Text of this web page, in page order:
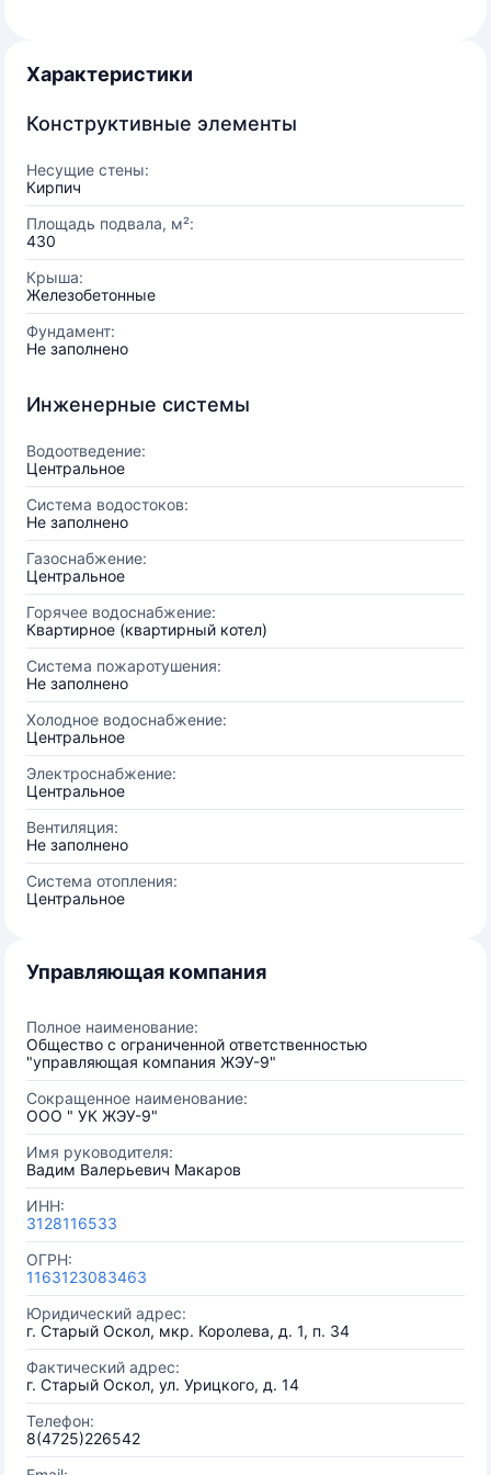
Характеристики
Конструктивные элементы
Несущие стены:
Кирпич
Площадь подвала, м²:
430
Крыша:
Железобетонные
Фундамент:
Не заполнено
Инженерные системы
Водоотведение:
Центральное
Система водостоков:
Не заполнено
Газоснабжение:
Центральное
Горячее водоснабжение:
Квартирное (квартирный котел)
Система пожаротушения:
Не заполнено
Холодное водоснабжение:
Центральное
Электроснабжение:
Центральное
Вентиляция:
Не заполнено
Система отопления:
Центральное
Управляющая компания
Полное наименование:
Общество с ограниченной ответственностью
"управляющая компания ЖЭУ-9"
Сокращенное наименование:
ООО " УК ЖЭУ-9"
Имя руководителя:
Вадим Валерьевич Макаров
ИНН:
3128116533
ОГРН:
1163123083463
Юридический адрес:
г. Старый Оскол, мкр. Королева, д. 1, п. 34
Фактический адрес:
г. Старый Оскол, ул. Урицкого, д. 14
Телефон:
8(4725)226542